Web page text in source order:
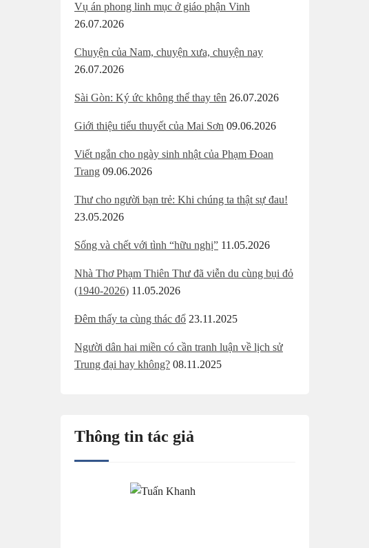
Vụ án phong linh mục ở giáo phận Vinh
26.07.2026
Chuyện của Nam, chuyện xưa, chuyện nay
26.07.2026
Sài Gòn: Ký ức không thể thay tên 26.07.2026
Giới thiệu tiểu thuyết của Mai Sơn 09.06.2026
Viết ngắn cho ngày sinh nhật của Phạm Đoan
Trang 09.06.2026
Thư cho người bạn trẻ: Khi chúng ta thật sự đau!
23.05.2026
Sống và chết với tình “hữu nghị” 11.05.2026
Nhà Thơ Phạm Thiên Thư đã viễn du cùng bụi đỏ
(1940-2026) 11.05.2026
Đêm thấy ta cùng thác đổ 23.11.2025
Người dân hai miền có cần tranh luận về lịch sử
Trung đại hay không? 08.11.2025
Thông tin tác giả